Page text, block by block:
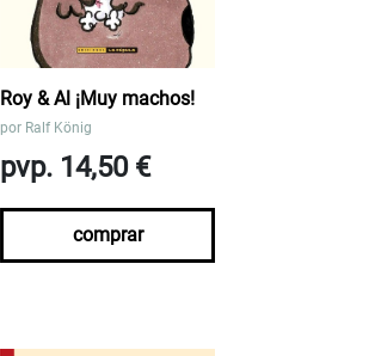
Roy & Al ¡Muy machos!
por Ralf König
pvp. 14,50 €
comprar